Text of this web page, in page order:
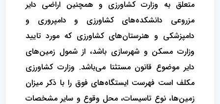
متعلق به وزارت کشاورزی و همچنین اراضی دایر
مزروعی دانشکده‌های کشاورزی و دامپروری و
دامپزشکی و هنرستان‌های کشاورزی که مورد تایید
وزارت مسکن و شهرسازی باشد، از شمول زمین‌های
دایر موضوع قانون مستثنا می‌باشد. وزارت کشاورزی
مکلف است فهرست ایستگاه‌های فوق را با ذکر میزان
زمین‌ها، نوع تاسیسات، محل وقوع و سایر مشخصات